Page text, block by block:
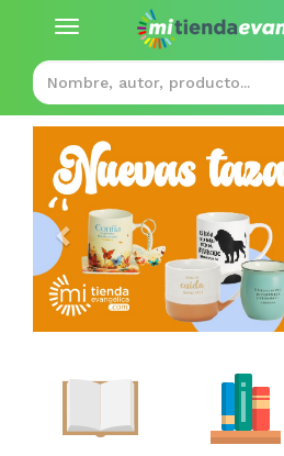
Toggle
Previous